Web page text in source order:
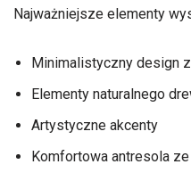
Najważniejsze elementy
Minimalistyczny design
Elementy naturalnego
Artystyczne akcenty
Komfortowa antresola